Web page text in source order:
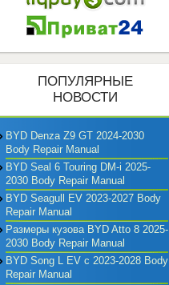
ПОПУЛЯРНЫЕ
НОВОСТИ
BYD Denza Z9 GT 2024-2030
Body Repair Manual
BYD Seal 6 Touring DM-i 2025-
2030 Body Repair Manual
BYD Seagull EV 2023-2027 Body
Repair Manual
Размеры кузова BYD Atto 8 2025-
2030 Body Repair Manual
BYD Song L EV с 2023-2028 Body
Repair Manual